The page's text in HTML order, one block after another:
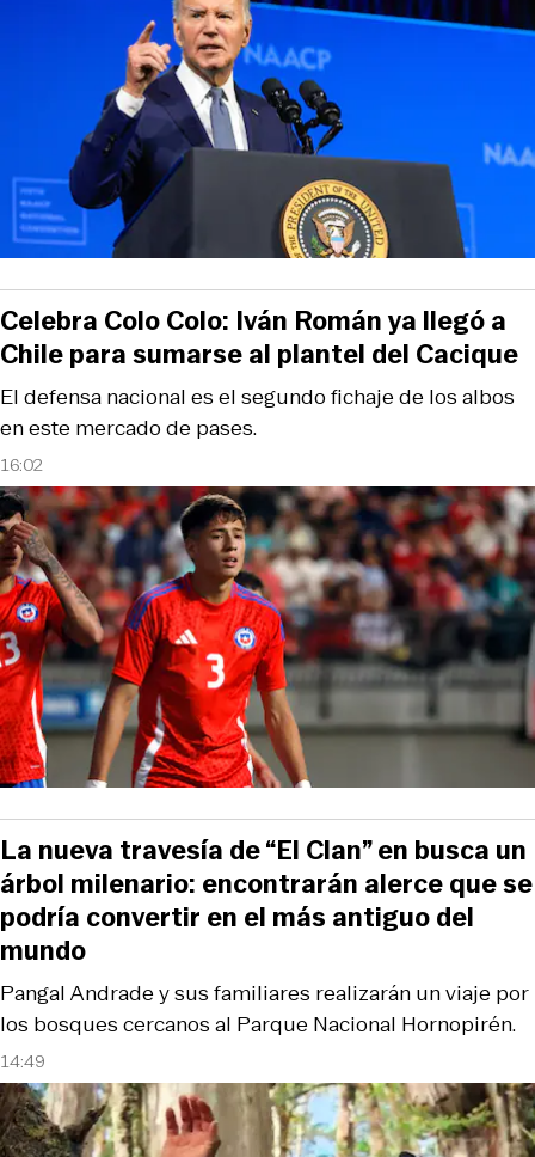
16:02
El defensa nacional es el segundo fichaje de los albos
en este mercado de pases.
Celebra Colo Colo: Iván Román ya llegó a
Chile para sumarse al plantel del Cacique
14:49
Pangal Andrade y sus familiares realizarán un viaje por
los bosques cercanos al Parque Nacional Hornopirén.
La nueva travesía de “El Clan” en busca un
árbol milenario: encontrarán alerce que se
podría convertir en el más antiguo del
mundo